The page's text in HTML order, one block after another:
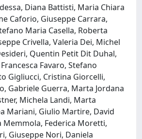
Diana Battisti, Maria Chiara
Caforio, Giuseppe Carrara,
Maria Casella, Roberta
Crivella, Valeria Dei, Michel
Quentin Petit Dit Duhal,
Favaro, Stefano
Gigliucci, Cristina Giorcelli,
Gabriele Guerra, Marta Jordana
Michela Landi, Marta
Mariani, Giulio Martire, David
Memmola, Federica Moretti,
Giuseppe Nori, Daniela